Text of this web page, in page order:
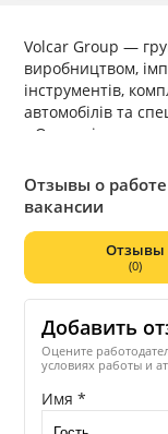
Volcar Group —
виробництвом,
інструментів,
автомобілів та
⠀Основні напрями
⠀Vnedorognik.ua
аксесуарів і
і спецтехніки.
⠀Volcar Digital —
⠀Місія Volcar Group:
Бути корисним і
швидко знаходить
впроваджує та
обладнання —
клієнтів і команди.
Отзывы о
вакансии
Отзывы
(0)
Добавить
Оцените
условиях работы и
Имя *